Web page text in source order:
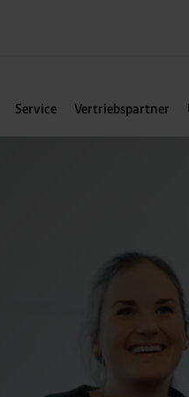
Service Vertriebspartner